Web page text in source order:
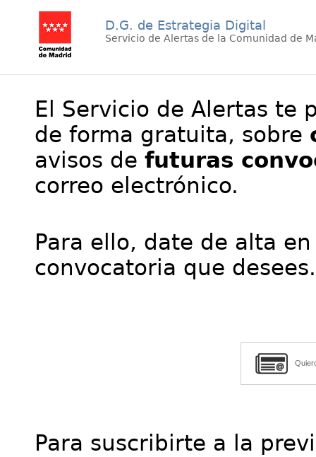
D.G. de Estrategia Digital
Servicio de Alertas de la Comunidad de
El Servicio de Alertas te
de forma gratuita, sobre
avisos de futuras
correo electrónico.
Para ello, date de alta
convocatoria que desees.
Para suscribirte a la